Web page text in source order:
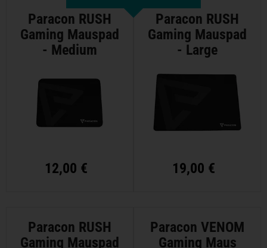
Paracon RUSH
Gaming Mauspad
- Medium
12,00 €
Paracon RUSH
Gaming Mauspad
- Large
19,00 €
Paracon RUSH
Gaming Mauspad
Paracon VENOM
Gaming Maus